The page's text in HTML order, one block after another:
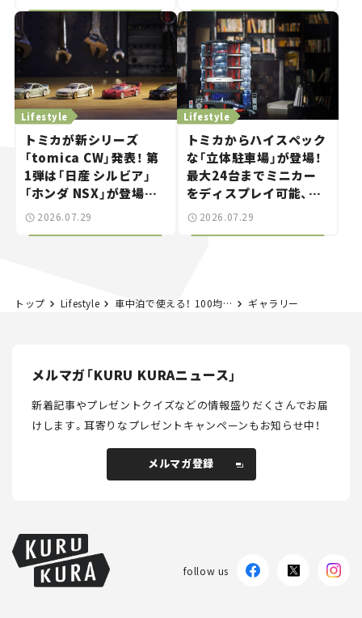
トミカが新シリーズ
「tomica CW」発表！ 第
1弾は「日産 シルビア」
「ホンダ NSX」が登場。
世界が注目す
Lifestyle
2026.07.29
トミカからハイスペック
な「立体駐車場」が登場！
最大24台までミニカー
をディスプレイ可能、特
別な「日産 GT-R
Lifestyle
2026.07.29
トップ Lifestyle 車中泊で使える！ 100均おすすめグッズ30選｜本当に便利なコスパ抜群アイテム ギャラリー
メルマガ「KURU KURAニュース」
新着記事やプレゼントクイズなどの情報盛りだくさんでお届
けします。耳寄りなプレゼントキャンペーンもお知らせ中！
メルマガ登録
follow us